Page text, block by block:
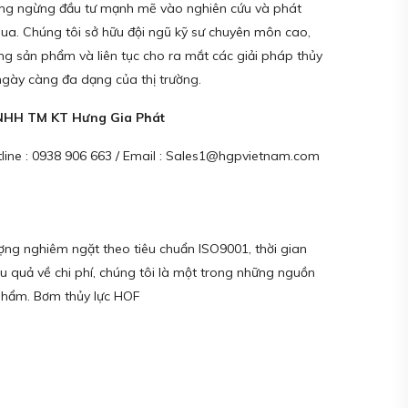
ngừng đầu tư mạnh mẽ vào nghiên cứu và phát
Chúng tôi sở hữu đội ngũ kỹ sư chuyên môn cao,
sản phẩm và liên tục cho ra mắt các giải pháp thủy
càng đa dạng của thị trường.
TM KT Hưng Gia Phát
: 0938 906 663 / Email : Sales1@hgpvietnam.com
nghiêm ngặt theo tiêu chuẩn ISO9001, thời gian
quả về chi phí, chúng tôi là một trong những nguồn
Bơm thủy lực HOF